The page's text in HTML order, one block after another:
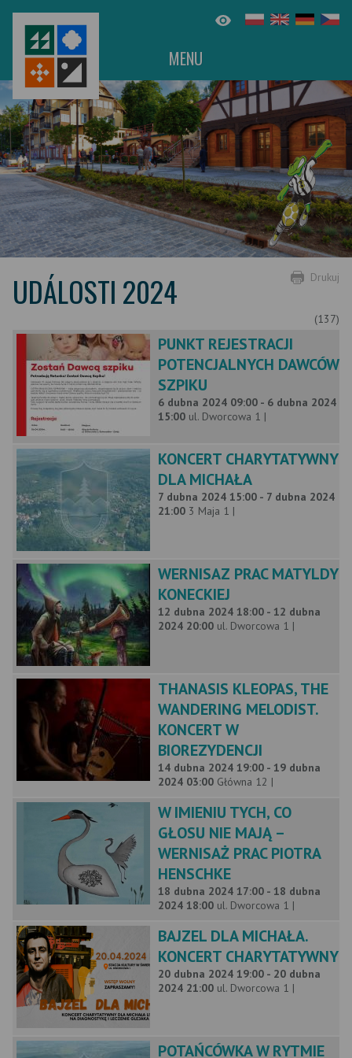
MENU
Drukuj
UDÁLOSTI 2024
(137)
PUNKT REJESTRACJI
POTENCJALNYCH DAWCÓW
SZPIKU
6 dubna 2024 09:00 - 6 dubna 2024
15:00 ul. Dworcowa 1 |
KONCERT CHARYTATYWNY
DLA MICHAŁA
7 dubna 2024 15:00 - 7 dubna 2024
21:00 3 Maja 1 |
WERNISAZ PRAC MATYLDY
KONECKIEJ
12 dubna 2024 18:00 - 12 dubna
2024 20:00 ul. Dworcowa 1 |
THANASIS KLEOPAS, THE
WANDERING MELODIST.
KONCERT W
BIOREZYDENCJI
14 dubna 2024 19:00 - 19 dubna
2024 03:00 Główna 12 |
W IMIENIU TYCH, CO
GŁOSU NIE MAJĄ –
WERNISAŻ PRAC PIOTRA
HENSCHKE
18 dubna 2024 17:00 - 18 dubna
2024 18:00 ul. Dworcowa 1 |
BAJZEL DLA MICHAŁA.
KONCERT CHARYTATYWNY
20 dubna 2024 19:00 - 20 dubna
2024 21:00 ul. Dworcowa 1 |
POTAŃCÓWKA W RYTMIE